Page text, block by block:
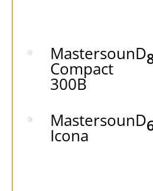
MastersounD
Compact
300B
MastersounD
Icona